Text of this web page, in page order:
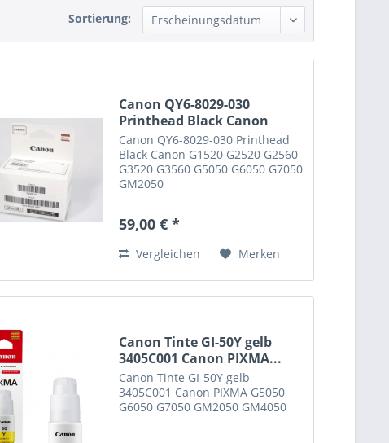
Sortierung:
Canon QY6-8029-030
Printhead Black Canon
G1520...
Canon QY6-8029-030 Printhead
Black Canon G1520 G2520 G2560
G3520 G3560 G5050 G6050 G7050
GM2050
59,00 € *
Vergleichen Merken
Canon Tinte GI-50Y gelb
3405C001 Canon PIXMA...
Canon Tinte GI-50Y gelb
3405C001 Canon PIXMA G5050
G6050 G7050 GM2050 GM4050